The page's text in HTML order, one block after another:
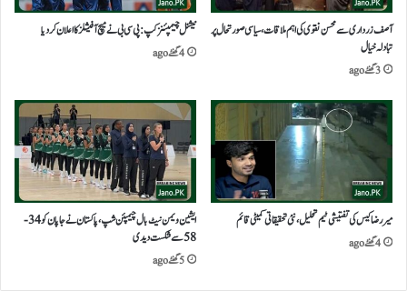
آصف زرداری سے محسن نقوی کی اہم ملاقات، سیاسی صورتحال پر
تبادلہ خیال
3 گھنٹے ago
نیشنل چیمپئنز کپ: پی سی بی نے میچ آفیشلز کا اعلان کر دیا
4 گھنٹے ago
میر رضا کیس کی تفتیشی ٹیم تحلیل، نئی تحقیقاتی کمیٹی قائم
4 گھنٹے ago
ایشین ویمن نیٹ بال چیمپئن شپ،پاکستان نے جاپان کو 34-
58 سے شکست دیدی
5 گھنٹے ago